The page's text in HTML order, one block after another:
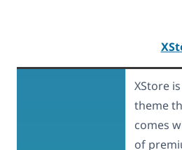
XStore
theme
comes
of